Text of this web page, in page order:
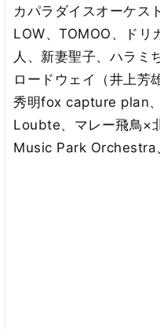
カパラダイスオーケス
LOW、TOMOO、ドリ
人、新妻聖子、ハラミ
ロードウェイ（井上芳
秀明fox capture plan
Loubte、マレー飛鳥×
Music Park